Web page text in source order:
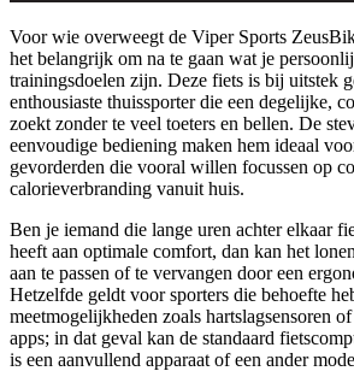
Voor wie overweegt de Viper Sports
het belangrijk om na te gaan wat je
trainingsdoelen zijn. Deze fiets is bij uitstek
enthousiaste thuissporter die een degelijke,
zoekt zonder te veel toeters en bellen. De
eenvoudige bediening maken hem ideaal
gevorderden die vooral willen focussen op
calorieverbranding vanuit huis.
Ben je iemand die lange uren achter elkaar
heeft aan optimale comfort, dan kan het
aan te passen of te vervangen door een
Hetzelfde geldt voor sporters die behoefte
meetmogelijkheden zoals hartslagsensoren
apps; in dat geval kan de standaard
is een aanvullend apparaat of een ander